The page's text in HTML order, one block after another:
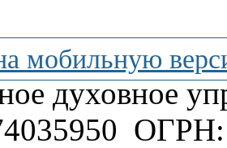
мобильную
духовное
ОГРН: